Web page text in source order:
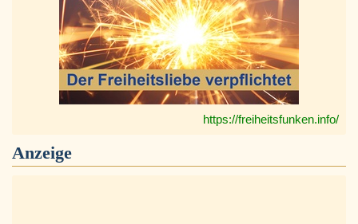
https://freiheitsfunken.info/
Anzeige